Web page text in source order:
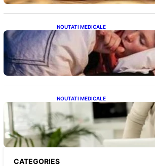
NOUTATI MEDICALE
Tusea seacă nocturnă:
despre sănătatea inimii
NOUTATI MEDICALE
Sprijin financiar pentru
înseamnă ajutoarele de
2026
CATEGORIES